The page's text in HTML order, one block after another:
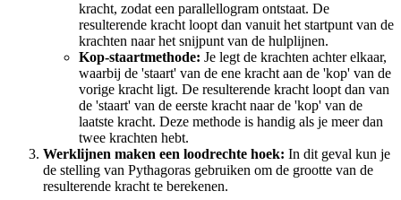
kracht, zodat een parallellogram ontstaat. De
resulterende kracht loopt dan vanuit het startpunt van de
krachten naar het snijpunt van de hulplijnen.
Kop-staartmethode: Je legt de krachten achter elkaar,
waarbij de 'staart' van de ene kracht aan de 'kop' van de
vorige kracht ligt. De resulterende kracht loopt dan van
de 'staart' van de eerste kracht naar de 'kop' van de
laatste kracht. Deze methode is handig als je meer dan
twee krachten hebt.
Werklijnen maken een loodrechte hoek: In dit geval kun je
de stelling van Pythagoras gebruiken om de grootte van de
resulterende kracht te berekenen.